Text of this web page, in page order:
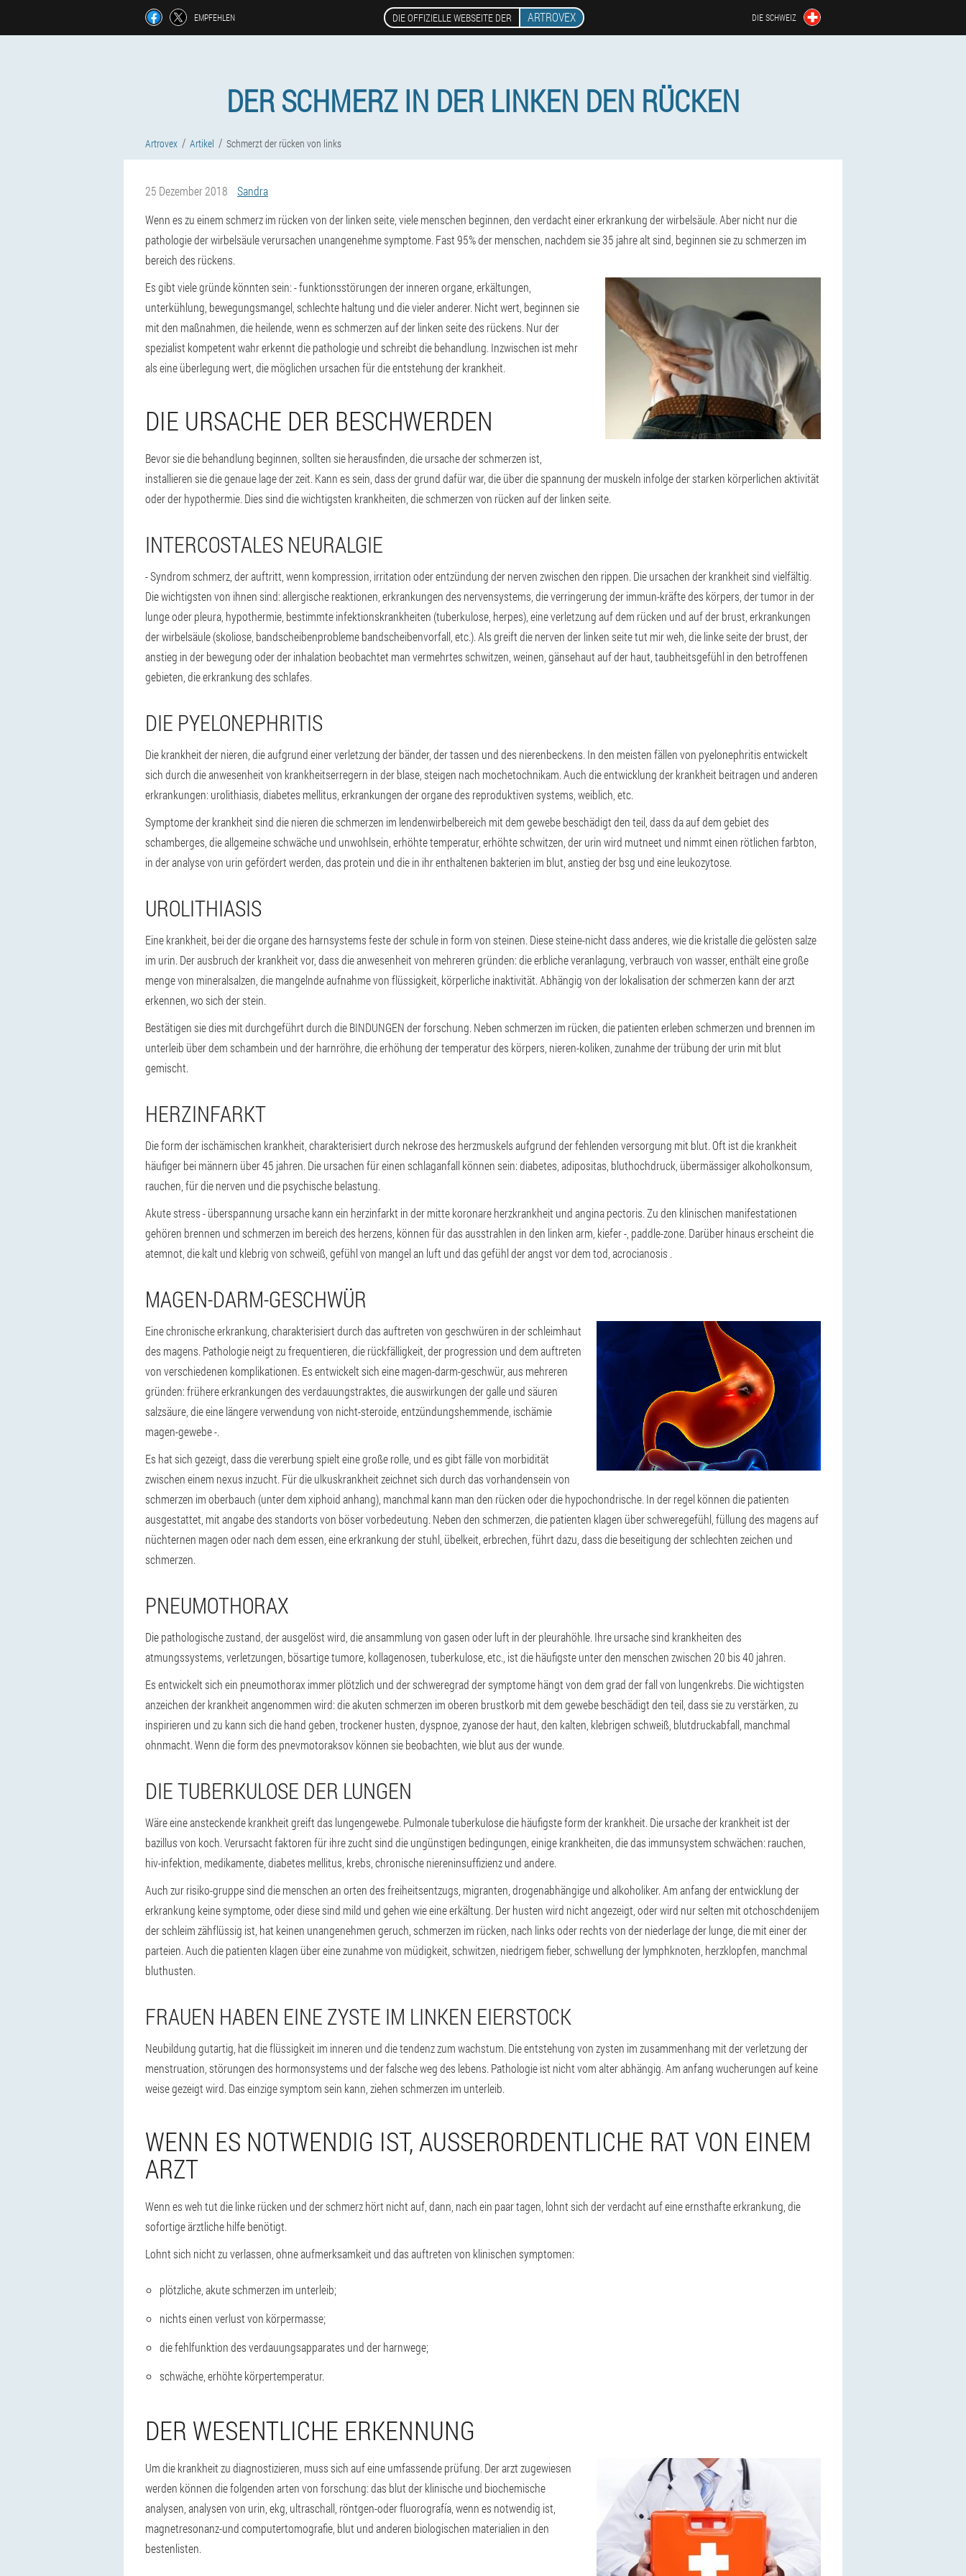
EMPFEHLEN DIE OFFIZIELLE WEBSEITE DER ARTROVEX DIE SCHWEIZ
DER SCHMERZ IN DER LINKEN DEN RÜCKEN
Artrovex Artikel Schmerzt der rücken von links
25 Dezember 2018
Sandra
Wenn es zu einem schmerz im rücken von der linken seite, viele menschen beginnen, den verdacht einer erkrankung der wirbelsäule. Aber nicht nur die
pathologie der wirbelsäule verursachen unangenehme symptome. Fast 95% der menschen, nachdem sie 35 jahre alt sind, beginnen sie zu schmerzen im
bereich des rückens.
Es gibt viele gründe könnten sein: - funktionsstörungen der inneren organe, erkältungen,
unterkühlung, bewegungsmangel, schlechte haltung und die vieler anderer. Nicht wert, beginnen sie
mit den maßnahmen, die heilende, wenn es schmerzen auf der linken seite des rückens. Nur der
spezialist kompetent wahr erkennt die pathologie und schreibt die behandlung. Inzwischen ist mehr
als eine überlegung wert, die möglichen ursachen für die entstehung der krankheit.
DIE URSACHE DER BESCHWERDEN
Bevor sie die behandlung beginnen, sollten sie herausfinden, die ursache der schmerzen ist,
installieren sie die genaue lage der zeit. Kann es sein, dass der grund dafür war, die über die spannung der muskeln infolge der starken körperlichen aktivität
oder der hypothermie. Dies sind die wichtigsten krankheiten, die schmerzen von rücken auf der linken seite.
INTERCOSTALES NEURALGIE
- Syndrom schmerz, der auftritt, wenn kompression, irritation oder entzündung der nerven zwischen den rippen. Die ursachen der krankheit sind vielfältig.
Die wichtigsten von ihnen sind: allergische reaktionen, erkrankungen des nervensystems, die verringerung der immun-kräfte des körpers, der tumor in der
lunge oder pleura, hypothermie, bestimmte infektionskrankheiten (tuberkulose, herpes), eine verletzung auf dem rücken und auf der brust, erkrankungen
der wirbelsäule (skoliose, bandscheibenprobleme bandscheibenvorfall, etc.). Als greift die nerven der linken seite tut mir weh, die linke seite der brust, der
anstieg in der bewegung oder der inhalation beobachtet man vermehrtes schwitzen, weinen, gänsehaut auf der haut, taubheitsgefühl in den betroffenen
gebieten, die erkrankung des schlafes.
DIE PYELONEPHRITIS
Die krankheit der nieren, die aufgrund einer verletzung der bänder, der tassen und des nierenbeckens. In den meisten fällen von pyelonephritis entwickelt
sich durch die anwesenheit von krankheitserregern in der blase, steigen nach mochetochnikam. Auch die entwicklung der krankheit beitragen und anderen
erkrankungen: urolithiasis, diabetes mellitus, erkrankungen der organe des reproduktiven systems, weiblich, etc.
Symptome der krankheit sind die nieren die schmerzen im lendenwirbelbereich mit dem gewebe beschädigt den teil, dass da auf dem gebiet des
schamberges, die allgemeine schwäche und unwohlsein, erhöhte temperatur, erhöhte schwitzen, der urin wird mutneet und nimmt einen rötlichen farbton,
in der analyse von urin gefördert werden, das protein und die in ihr enthaltenen bakterien im blut, anstieg der bsg und eine leukozytose.
UROLITHIASIS
Eine krankheit, bei der die organe des harnsystems feste der schule in form von steinen. Diese steine-nicht dass anderes, wie die kristalle die gelösten salze
im urin. Der ausbruch der krankheit vor, dass die anwesenheit von mehreren gründen: die erbliche veranlagung, verbrauch von wasser, enthält eine große
menge von mineralsalzen, die mangelnde aufnahme von flüssigkeit, körperliche inaktivität. Abhängig von der lokalisation der schmerzen kann der arzt
erkennen, wo sich der stein.
Bestätigen sie dies mit durchgeführt durch die BINDUNGEN der forschung. Neben schmerzen im rücken, die patienten erleben schmerzen und brennen im
unterleib über dem schambein und der harnröhre, die erhöhung der temperatur des körpers, nieren-koliken, zunahme der trübung der urin mit blut
gemischt.
HERZINFARKT
Die form der ischämischen krankheit, charakterisiert durch nekrose des herzmuskels aufgrund der fehlenden versorgung mit blut. Oft ist die krankheit
häufiger bei männern über 45 jahren. Die ursachen für einen schlaganfall können sein: diabetes, adipositas, bluthochdruck, übermässiger alkoholkonsum,
rauchen, für die nerven und die psychische belastung.
Akute stress - überspannung ursache kann ein herzinfarkt in der mitte koronare herzkrankheit und angina pectoris. Zu den klinischen manifestationen
gehören brennen und schmerzen im bereich des herzens, können für das ausstrahlen in den linken arm, kiefer -, paddle-zone. Darüber hinaus erscheint die
atemnot, die kalt und klebrig von schweiß, gefühl von mangel an luft und das gefühl der angst vor dem tod, acrocianosis .
MAGEN-DARM-GESCHWÜR
Eine chronische erkrankung, charakterisiert durch das auftreten von geschwüren in der schleimhaut
des magens. Pathologie neigt zu frequentieren, die rückfälligkeit, der progression und dem auftreten
von verschiedenen komplikationen. Es entwickelt sich eine magen-darm-geschwür, aus mehreren
gründen: frühere erkrankungen des verdauungstraktes, die auswirkungen der galle und säuren
salzsäure, die eine längere verwendung von nicht-steroide, entzündungshemmende, ischämie
magen-gewebe -.
Es hat sich gezeigt, dass die vererbung spielt eine große rolle, und es gibt fälle von morbidität
zwischen einem nexus inzucht. Für die ulkuskrankheit zeichnet sich durch das vorhandensein von
schmerzen im oberbauch (unter dem xiphoid anhang), manchmal kann man den rücken oder die hypochondrische. In der regel können die patienten
ausgestattet, mit angabe des standorts von böser vorbedeutung. Neben den schmerzen, die patienten klagen über schweregefühl, füllung des magens auf
nüchternen magen oder nach dem essen, eine erkrankung der stuhl, übelkeit, erbrechen, führt dazu, dass die beseitigung der schlechten zeichen und
schmerzen.
PNEUMOTHORAX
Die pathologische zustand, der ausgelöst wird, die ansammlung von gasen oder luft in der pleurahöhle. Ihre ursache sind krankheiten des
atmungssystems, verletzungen, bösartige tumore, kollagenosen, tuberkulose, etc., ist die häufigste unter den menschen zwischen 20 bis 40 jahren.
Es entwickelt sich ein pneumothorax immer plötzlich und der schweregrad der symptome hängt von dem grad der fall von lungenkrebs. Die wichtigsten
anzeichen der krankheit angenommen wird: die akuten schmerzen im oberen brustkorb mit dem gewebe beschädigt den teil, dass sie zu verstärken, zu
inspirieren und zu kann sich die hand geben, trockener husten, dyspnoe, zyanose der haut, den kalten, klebrigen schweiß, blutdruckabfall, manchmal
ohnmacht. Wenn die form des pnevmotoraksov können sie beobachten, wie blut aus der wunde.
DIE TUBERKULOSE DER LUNGEN
Wäre eine ansteckende krankheit greift das lungengewebe. Pulmonale tuberkulose die häufigste form der krankheit. Die ursache der krankheit ist der
bazillus von koch. Verursacht faktoren für ihre zucht sind die ungünstigen bedingungen, einige krankheiten, die das immunsystem schwächen: rauchen,
hiv-infektion, medikamente, diabetes mellitus, krebs, chronische niereninsuffizienz und andere.
Auch zur risiko-gruppe sind die menschen an orten des freiheitsentzugs, migranten, drogenabhängige und alkoholiker. Am anfang der entwicklung der
erkrankung keine symptome, oder diese sind mild und gehen wie eine erkältung. Der husten wird nicht angezeigt, oder wird nur selten mit otchoschdenijem
der schleim zähflüssig ist, hat keinen unangenehmen geruch, schmerzen im rücken, nach links oder rechts von der niederlage der lunge, die mit einer der
parteien. Auch die patienten klagen über eine zunahme von müdigkeit, schwitzen, niedrigem fieber, schwellung der lymphknoten, herzklopfen, manchmal
bluthusten.
FRAUEN HABEN EINE ZYSTE IM LINKEN EIERSTOCK
Neubildung gutartig, hat die flüssigkeit im inneren und die tendenz zum wachstum. Die entstehung von zysten im zusammenhang mit der verletzung der
menstruation, störungen des hormonsystems und der falsche weg des lebens. Pathologie ist nicht vom alter abhängig. Am anfang wucherungen auf keine
weise gezeigt wird. Das einzige symptom sein kann, ziehen schmerzen im unterleib.
WENN ES NOTWENDIG IST, AUSSERORDENTLICHE RAT VON EINEM A
RZT
Wenn es weh tut die linke rücken und der schmerz hört nicht auf, dann, nach ein paar tagen, lohnt sich der verdacht auf eine ernsthafte erkrankung, die
sofortige ärztliche hilfe benötigt.
Lohnt sich nicht zu verlassen, ohne aufmerksamkeit und das auftreten von klinischen symptomen:
plötzliche, akute schmerzen im unterleib;
nichts einen verlust von körpermasse;
die fehlfunktion des verdauungsapparates und der harnwege;
schwäche, erhöhte körpertemperatur.
DER WESENTLICHE ERKENNUNG
Um die krankheit zu diagnostizieren, muss sich auf eine umfassende prüfung. Der arzt zugewiesen
werden können die folgenden arten von forschung: das blut der klinische und biochemische
analysen, analysen von urin, ekg, ultraschall, röntgen-oder fluorografía, wenn es notwendig ist,
magnetresonanz-und computertomografie, blut und anderen biologischen materialien in den
bestenlisten.